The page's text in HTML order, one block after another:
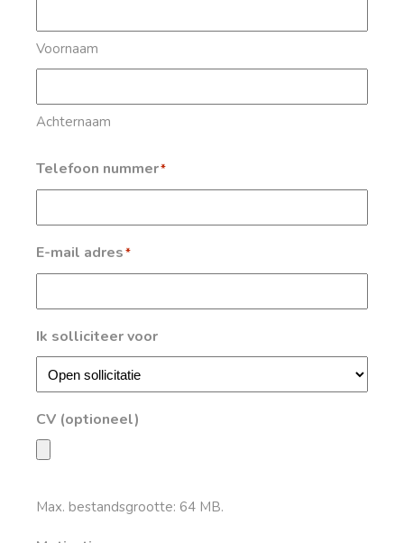
Voornaam
Achternaam
Telefoon nummer*
E-mail adres*
Ik solliciteer voor
CV (optioneel)
Max. bestandsgrootte: 64 MB.